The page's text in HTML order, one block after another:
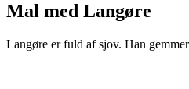
Mal med Langøre
Langøre er fuld af sjov. Han